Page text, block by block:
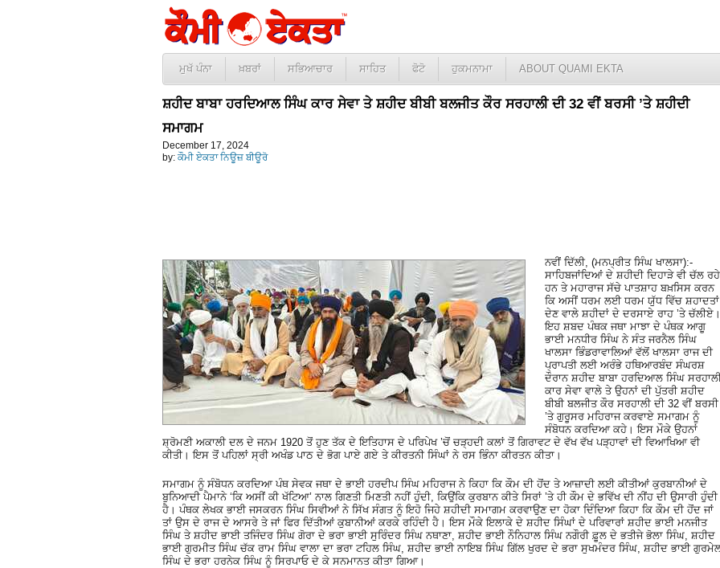
ਮੁਖੱ ਪੰਨਾ ਖ਼ਬਰਾਂ ਸਭਿਆਚਾਰ ਸਾਹਿਤ ਫੋਟੋ ਹੁਕਮਨਾਮਾ ABOUT QUAMI EKTA
ਸ਼ਹੀਦ ਬਾਬਾ ਹਰਦਿਆਲ ਸਿੰਘ ਕਾਰ ਸੇਵਾ ਤੇ ਸ਼ਹੀਦ ਬੀਬੀ ਬਲਜੀਤ ਕੌਰ ਸਰਹਾਲੀ ਦੀ 32 ਵੀਂ ਬਰਸੀ ’ਤੇ ਸ਼ਹੀਦੀ
ਸਮਾਗਮ
December 17, 2024
by: ਕੌਮੀ ਏਕਤਾ ਨਿਊਜ਼ ਬੀਊਰੋ
ਨਵੀਂ ਦਿੱਲੀ, (ਮਨਪ੍ਰੀਤ ਸਿੰਘ ਖਾਲਸਾ):-
ਸਾਹਿਬਜਾਂਦਿਆਂ ਦੇ ਸ਼ਹੀਦੀ ਦਿਹਾੜੇ ਵੀ ਚੱਲ ਰਹੇ
ਹਨ ਤੇ ਮਹਾਰਾਜ ਸੱਚੇ ਪਾਤਸ਼ਾਹ ਬਖ਼ਸਿਸ ਕਰਨ
ਕਿ ਅਸੀਂ ਧਰਮ ਲਈ ਧਰਮ ਯੁੱਧ ਵਿੱਚ ਸ਼ਹਾਦਤਾਂ
ਦੇਣ ਵਾਲੇ ਸ਼ਹੀਦਾਂ ਦੇ ਦਰਸਾਏ ਰਾਹ ’ਤੇ ਚੱਲੀਏ।
ਇਹ ਸ਼ਬਦ ਪੰਥਕ ਜਥਾ ਮਾਝਾ ਦੇ ਪੰਥਕ ਆਗੂ
ਭਾਈ ਮਨਧੀਰ ਸਿੰਘ ਨੇ ਸੰਤ ਜਰਨੈਲ ਸਿੰਘ
ਖਾਲਸਾ ਭਿੰਡਰਾਵਾਲਿਆਂ ਵੱਲੋਂ ਖਾਲਸਾ ਰਾਜ ਦੀ
ਪ੍ਰਾਪਤੀ ਲਈ ਅਰੰਭੇ ਹਥਿਆਰਬੰਦ ਸੰਘਰਸ਼
ਦੌਰਾਨ ਸ਼ਹੀਦ ਬਾਬਾ ਹਰਦਿਆਲ ਸਿੰਘ
ਕਾਰ ਸੇਵਾ ਵਾਲੇ ਤੇ ਉਹਨਾਂ ਦੀ ਪੁੱਤਰੀ ਸ਼ਹੀਦ
ਬੀਬੀ ਬਲਜੀਤ ਕੌਰ ਸਰਹਾਲੀ ਦੀ 32 ਵੀਂ ਬਰਸੀ
’ਤੇ ਗੁਰੂਸਰ ਮਹਿਰਾਜ ਕਰਵਾਏ ਸਮਾਗਮ ਨੂੰ
ਸੰਬੋਧਨ ਕਰਦਿਆ ਕਹੇ। ਇਸ ਮੌਕੇ ਉਹਨਾਂ
ਸ਼੍ਰੋਮਣੀ ਅਕਾਲੀ ਦਲ ਦੇ ਜਨਮ 1920 ਤੋਂ ਹੁਣ ਤੱਕ ਦੇ ਇਤਿਹਾਸ ਦੇ ਪਰਿਪੇਖ ’ਚੋਂ ਚੜ੍ਹਦੀ ਕਲਾਂ ਤੋਂ ਗਿਰਾਵਟ ਦੇ ਵੱਖ ਵੱਖ ਪੜ੍ਹਾਵਾਂ ਦੀ ਵਿਆਖਿਆ ਵੀ
ਕੀਤੀ। ਇਸ ਤੋਂ ਪਹਿਲਾਂ ਸ੍ਰੀ ਅਖੰਡ ਪਾਠ ਦੇ ਭੋਗ ਪਾਏ ਗਏ ਤੇ ਕੀਰਤਨੀ ਸਿੰਘਾਂ ਨੇ ਰਸ ਭਿੰਨਾ ਕੀਰਤਨ ਕੀਤਾ।
ਸਮਾਗਮ ਨੂੰ ਸੰਬੋਧਨ ਕਰਦਿਆ ਪੰਥ ਸੇਵਕ ਜਥਾ ਦੇ ਭਾਈ ਹਰਦੀਪ ਸਿੰਘ ਮਹਿਰਾਜ ਨੇ ਕਿਹਾ ਕਿ ਕੌਮ ਦੀ ਹੋਂਦ ਤੇ ਆਜ਼ਾਦੀ ਲਈ ਕੀਤੀਆਂ ਕੁਰਬਾਨੀਆਂ ਦੇ
ਬੁਨਿਆਦੀ ਪੈਮਾਨੇ ‘ਕਿ ਅਸੀਂ ਕੀ ਖੱਟਿਆ’ ਨਾਲ ਗਿਣਤੀ ਮਿਣਤੀ ਨਹੀਂ ਹੁੰਦੀ, ਕਿਉਂਕਿ ਕੁਰਬਾਨ ਕੀਤੇ ਸਿਰਾਂ ’ਤੇ ਹੀ ਕੌਮ ਦੇ ਭਵਿੱਖ ਦੀ ਨੀਂਹ ਦੀ ਉਸਾਰੀ ਹੁੰਦੀ
ਹੈ। ਪੰਥਕ ਲੇਖਕ ਭਾਈ ਜਸਕਰਨ ਸਿੰਘ ਸਿਵੀਆਂ ਨੇ ਸਿੱਖ ਸੰਗਤ ਨੂੰ ਇਹੋ ਜਿਹੇ ਸ਼ਹੀਦੀ ਸਮਾਗਮ ਕਰਵਾਉਣ ਦਾ ਹੋਕਾ ਦਿੰਦਿਆ ਕਿਹਾ ਕਿ ਕੌਮ ਦੀ ਹੋਂਦ ਜਾਂ
ਤਾਂ ਉਸ ਦੇ ਰਾਜ ਦੇ ਆਸਰੇ ਤੇ ਜਾਂ ਫਿਰ ਦਿੱਤੀਆਂ ਕੁਬਾਨੀਆਂ ਕਰਕੇ ਰਹਿੰਦੀ ਹੈ। ਇਸ ਮੌਕੇ ਇਲਾਕੇ ਦੇ ਸ਼ਹੀਦ ਸਿੰਘਾਂ ਦੇ ਪਰਿਵਾਰਾਂ ਸ਼ਹੀਦ ਭਾਈ ਮਨਜੀਤ
ਸਿੰਘ ਤੇ ਸ਼ਹੀਦ ਭਾਈ ਤਜਿੰਦਰ ਸਿੰਘ ਗੋਰਾ ਦੇ ਭਰਾ ਭਾਈ ਸੁਰਿੰਦਰ ਸਿੰਘ ਨਥਾਣਾ, ਸ਼ਹੀਦ ਭਾਈ ਨੌਨਿਹਾਲ ਸਿੰਘ ਨਗੌਰੀ ਫ਼ੂਲ ਦੇ ਭਤੀਜੇ ਭੋਲਾ ਸਿੰਘ, ਸ਼ਹੀਦ
ਭਾਈ ਗੁਰਮੀਤ ਸਿੰਘ ਚੱਕ ਰਾਮ ਸਿੰਘ ਵਾਲਾ ਦਾ ਭਰਾ ਟਹਿਲ ਸਿੰਘ, ਸ਼ਹੀਦ ਭਾਈ ਨਾਇਬ ਸਿੰਘ ਗਿੱਲ ਖੁਰਦ ਦੇ ਭਰਾ ਸੁਖਮੰਦਰ ਸਿੰਘ, ਸ਼ਹੀਦ ਭਾਈ
ਸਿੰਘ ਦੇ ਭਰਾ ਹਰਨੇਕ ਸਿੰਘ ਨੂੰ ਸਿਰਪਾਓ ਦੇ ਕੇ ਸਨਮਾਨਤ ਕੀਤਾ ਗਿਆ।